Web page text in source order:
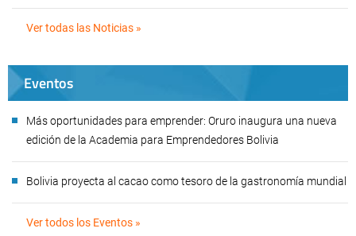
Ver todas las Noticias »
Eventos
Más oportunidades para emprender: Oruro inaugura una nueva
edición de la Academia para Emprendedores Bolivia
Bolivia proyecta al cacao como tesoro de la gastronomía mundial
Ver todos los Eventos »